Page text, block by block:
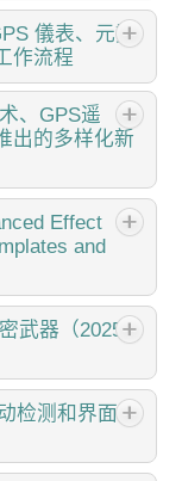
日 对于富有创
可能性。VSDC
的功能：现在您
儀表、元數
作流程
了解期待已久的
以置信的功能和
用户赋能。
语界面、扩展编
遥测工具，提
功能！因此，
人机或任何其
待已久的功能。
所有编辑爱好
、GPS遥
出的多样化新
体验的日子终于
VSDC 10.1！
效果、滿足不
点的版本号。 一
借助全新的
Effect
and
辑器带来了最新
化您最常用的工
強的效果管理、
武器（2025
旅行影片創作
加上難看浮水
款免費、無需訂
检测和界面